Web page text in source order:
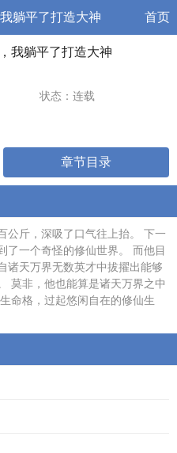
躺平了打造大神 首页
我躺平了打造大神
状态：连载
章节目录
公斤，深吸了口气往上抬。 下一
了一个奇怪的修仙世界。 而他目
诸天万界无数英才中拔擢出能够
莫非，他也能算是诸天万界之中
命格，过起悠闲自在的修仙生